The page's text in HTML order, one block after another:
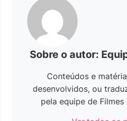
Sobre o autor:
Conteúdos e
desenvolvidos, ou
pela equipe de Filmes